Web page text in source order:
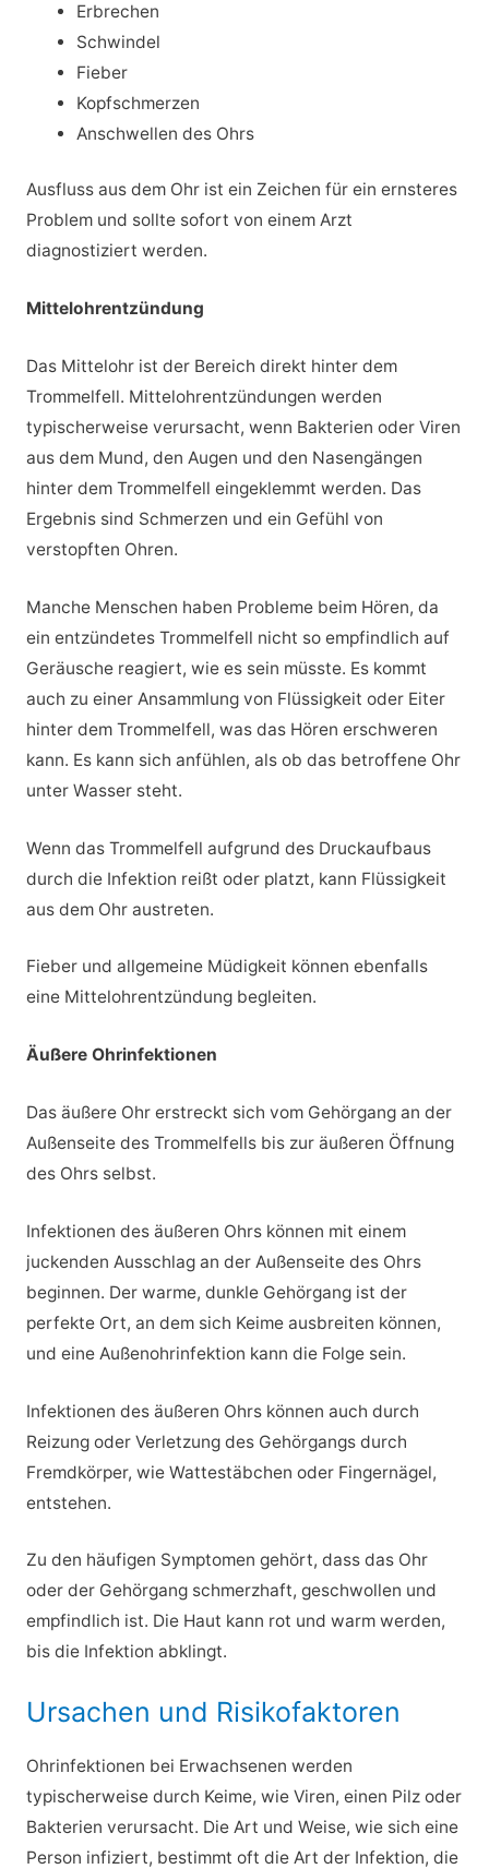
Erbrechen
Schwindel
Fieber
Kopfschmerzen
Anschwellen des Ohrs
Ausfluss aus dem Ohr ist ein Zeichen für ein ernsteres
Problem und sollte sofort von einem Arzt
diagnostiziert werden.
Mittelohrentzündung
Das Mittelohr ist der Bereich direkt hinter dem
Trommelfell. Mittelohrentzündungen werden
typischerweise verursacht, wenn Bakterien oder Viren
aus dem Mund, den Augen und den Nasengängen
hinter dem Trommelfell eingeklemmt werden. Das
Ergebnis sind Schmerzen und ein Gefühl von
verstopften Ohren.
Manche Menschen haben Probleme beim Hören, da
ein entzündetes Trommelfell nicht so empfindlich auf
Geräusche reagiert, wie es sein müsste. Es kommt
auch zu einer Ansammlung von Flüssigkeit oder Eiter
hinter dem Trommelfell, was das Hören erschweren
kann. Es kann sich anfühlen, als ob das betroffene Ohr
unter Wasser steht.
Wenn das Trommelfell aufgrund des Druckaufbaus
durch die Infektion reißt oder platzt, kann Flüssigkeit
aus dem Ohr austreten.
Fieber und allgemeine Müdigkeit können ebenfalls
eine Mittelohrentzündung begleiten.
Äußere Ohrinfektionen
Das äußere Ohr erstreckt sich vom Gehörgang an der
Außenseite des Trommelfells bis zur äußeren Öffnung
des Ohrs selbst.
Infektionen des äußeren Ohrs können mit einem
juckenden Ausschlag an der Außenseite des Ohrs
beginnen. Der warme, dunkle Gehörgang ist der
perfekte Ort, an dem sich Keime ausbreiten können,
und eine Außenohrinfektion kann die Folge sein.
Infektionen des äußeren Ohrs können auch durch
Reizung oder Verletzung des Gehörgangs durch
Fremdkörper, wie Wattestäbchen oder Fingernägel,
entstehen.
Zu den häufigen Symptomen gehört, dass das Ohr
oder der Gehörgang schmerzhaft, geschwollen und
empfindlich ist. Die Haut kann rot und warm werden,
bis die Infektion abklingt.
Ursachen und Risikofaktoren
Ohrinfektionen bei Erwachsenen werden
typischerweise durch Keime, wie Viren, einen Pilz oder
Bakterien verursacht. Die Art und Weise, wie sich eine
Person infiziert, bestimmt oft die Art der Infektion, die